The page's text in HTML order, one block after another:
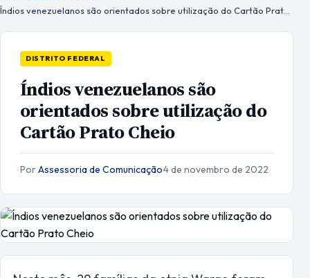
DISTRITO FEDERAL
Índios venezuelanos são
orientados sobre utilização do
Cartão Prato Cheio
PorAssessoria de Comunicação·4 de novembro de 2022